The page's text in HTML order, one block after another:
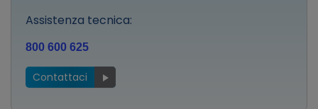
Assistenza tecnica:
800 600 625
Contattaci